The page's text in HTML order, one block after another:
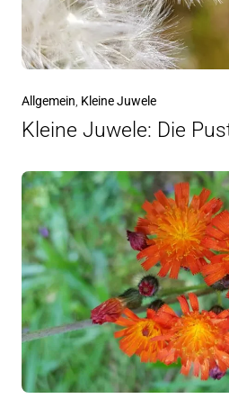
Allgemein Kleine Juwele
Kleine Juwele: Die